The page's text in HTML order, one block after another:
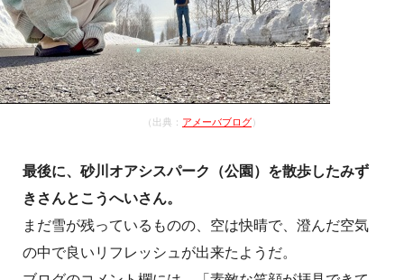
（出典： アメーバブログ）
最後に、砂川オアシスパーク（公園）を散歩したみず
きさんとこうへいさん。
まだ雪が残っているものの、空は快晴で、澄んだ空気
の中で良いリフレッシュが出来たようだ。